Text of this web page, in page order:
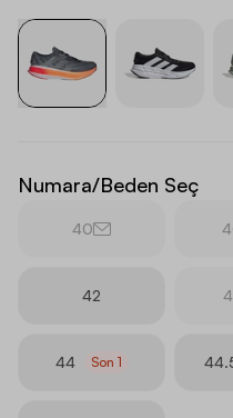
Numara/Beden Seç
40
42
44 Son 1